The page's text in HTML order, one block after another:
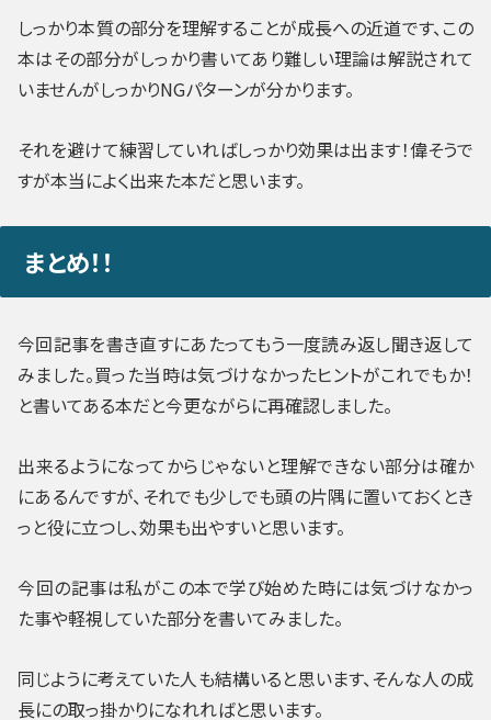
しっかり本質の部分を理解することが成長への近道です、この
本はその部分がしっかり書いてあり難しい理論は解説されて
いませんがしっかりNGパターンが分かります。
それを避けて練習していればしっかり効果は出ます！偉そうで
すが本当によく出来た本だと思います。
まとめ！！
今回記事を書き直すにあたってもう一度読み返し聞き返して
みました。買った当時は気づけなかったヒントがこれでもか！
と書いてある本だと今更ながらに再確認しました。
出来るようになってからじゃないと理解できない部分は確か
にあるんですが、それでも少しでも頭の片隅に置いておく とき
っと役に立つし、効果も出やすいと思います。
今回の記事は私がこの本で学び始めた時には気づけなかっ
た事や軽視していた部分を書いてみました。
同じように考えていた人も結構いると思います、そんな人の成
長にの取っ掛かりになれればと思います。